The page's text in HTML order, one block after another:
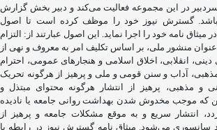
در این مجموعه فعالیت می‌کند و دبیر بخش گزارش
گسترش نیوز خود را موظف کرده است تا اصول
نامه خود را اجرا نماید. این اصول عبارتند از: التزام
منشور ملی، بر اساس تکلیف امر به‌ معروف و نهی از
انقلابی، اخلاق اسلامی و هنجارهای عمومی، احترام
آداب و سنن قومی و ملی و ‌پرهیز از هرگونه تحریک
و مذهبی، پرهیز از انتشار هرگونه محتوای مبتذل و
موجب مخدوش شدن بهداشت روانی جامعه یا نادیده
انتشار سریع و به‌ موقع مشکلات جامعه و پرهیز از
سانسوری می‌شود. میثاق نامه گسترش نیوز در رابطه با